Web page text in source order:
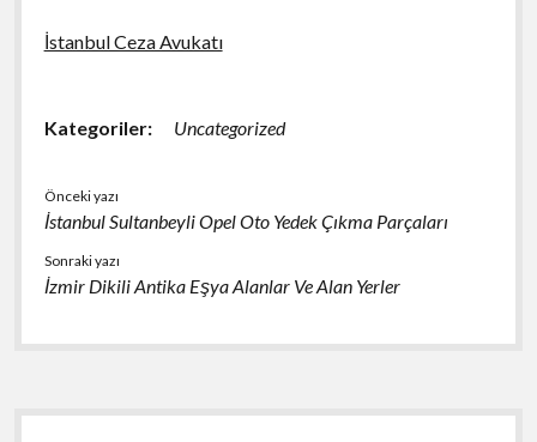
İstanbul Ceza Avukatı
Kategoriler: Uncategorized
Önceki yazı
İstanbul Sultanbeyli Opel Oto Yedek Çıkma Parçaları
Sonraki yazı
İzmir Dikili Antika Eşya Alanlar Ve Alan Yerler
Yan